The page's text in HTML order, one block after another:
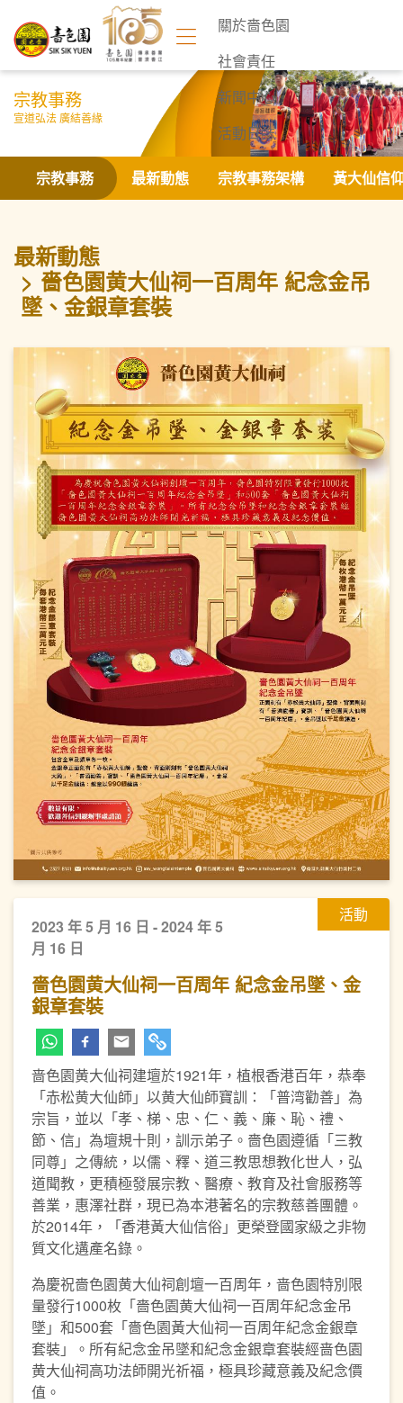
關於嗇色園
社會責任
新聞中心
活動日誌
聯絡我們
宗教事務
宣道弘法 廣結善緣
宗教事務 最新動態 宗教事務架構 黃大仙信
最新動態
嗇色園黄大仙祠一百周年 紀念金吊
墜、金銀章套裝
活動
2023 年 5 月 16 日 - 2024 年 5
月 16 日
嗇色園黄大仙祠一百周年 紀念金吊墜、金
銀章套裝
啬色園黄大仙祠建壇於1921年，植根香港百年，恭奉
「赤松黄大仙師」以黄大仙師寶訓：「普湾勸善」為
宗旨，並以「孝、梯、忠、仁、義、廉、恥、禮、
節、信」為壇規十則，訓示弟子。嗇色園遵循「三教
同尊」之傳統，以儒、釋、道三教思想教化世人，弘
道聞教，更積極發展宗教、醫療、教育及社會服務等
善業，惠澤社群，現已為本港著名的宗教慈善團體。
於2014年，「香港黃大仙信俗」更榮登國家級之非物
質文化遘產名錄。
為慶祝嗇色園黄大仙祠創壇一百周年，啬色園特別限
量發行1000枚「嗇色園黄大仙祠一百周年紀念金吊
墜」和500套「嗇色園黃大仙祠一百周年紀念金銀章
套裝」。所有紀念金吊墜和紀念金銀章套裝經啬色園
黄大仙祠高功法師開光祈福，極具珍藏意義及紀念價
值。